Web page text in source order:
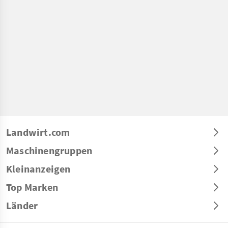
Landwirt.com
Maschinengruppen
Kleinanzeigen
Top Marken
Länder